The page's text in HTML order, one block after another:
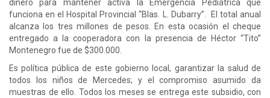
dinero para mantener activa la Emergencia Pediátrica que
funciona en el Hospital Provincial “Blas. L. Dubarry”. El total anual
alcanza los tres millones de pesos. En esta ocasión el cheque
entregado a la cooperadora con la presencia de Héctor “Tito”
Montenegro fue de $300.000.
Es política pública de este gobierno local, garantizar la salud de
todos los niños de Mercedes; y el compromiso asumido da
muestras de ello. Todos los meses se entrega este subsidio, con